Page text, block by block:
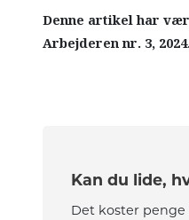
Denne artikel har
Arbejderen nr. 3,
Kan du lide,
Det koster penge